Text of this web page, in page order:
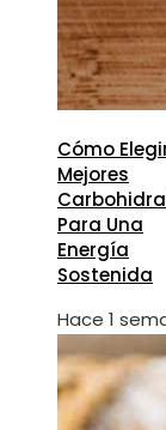
Cómo
Mejores
Para Una
Energía
Sostenida
Hace 1